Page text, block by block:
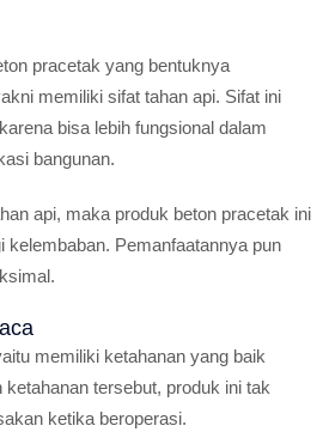
pracetak yang bentuknya
memiliki sifat tahan api. Sifat ini
bisa lebih fungsional dalam
bangunan.
api, maka produk beton pracetak ini
kelembaban. Pemanfaatannya pun
memiliki ketahanan yang baik
tersebut, produk ini tak
ketika beroperasi.